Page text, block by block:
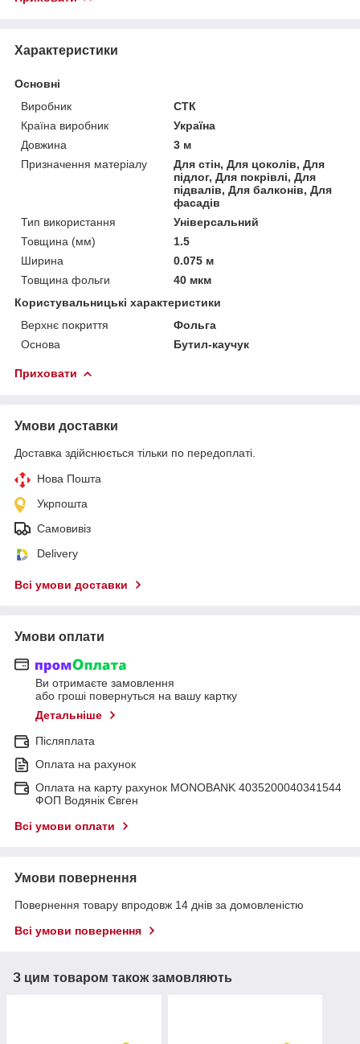
Характеристики
Основні
Виробник
СТК
Країна виробник
Україна
Довжина
3 м
Призначення матеріалу
Для стін, Для цоколів, Для
підлог, Для покрівлі, Для
підвалів, Для балконів, Для
фасадів
Тип використання
Універсальний
Товщина (мм)
1.5
Ширина
0.075 м
Товщина фольги
40 мкм
Користувальницькі характеристики
Верхнє покриття
Фольга
Основа
Бутил-каучук
Приховати
Умови доставки
Доставка здійснюється тільки по передоплаті.
Нова Пошта
Укрпошта
Самовивіз
Delivery
Всі умови доставки
Умови оплати
Ви отримаєте замовлення
або гроші повернуться на вашу картку
Детальніше
Післяплата
Оплата на рахунок
Оплата на карту рахунок MONOBANK 4035200040341544
ФОП Водянік Євген
Всі умови оплати
Умови повернення
Повернення товару впродовж 14 днів за домовленістю
Всі умови повернення
З цим товаром також замовляють